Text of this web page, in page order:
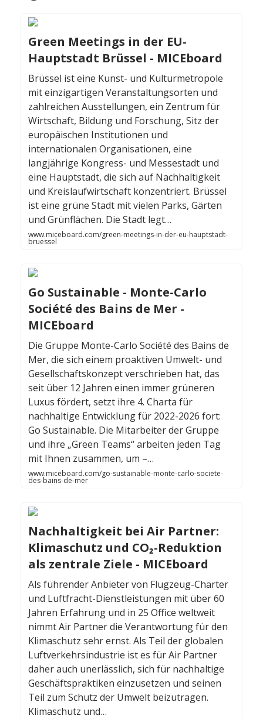
Green Meetings in der EU-
Hauptstadt Brüssel - MICEboard
Brüssel ist eine Kunst- und Kulturmetropole
mit einzigartigen Veranstaltungsorten und
zahlreichen Ausstellungen, ein Zentrum für
Wirtschaft, Bildung und Forschung, Sitz der
europäischen Institutionen und
internationalen Organisationen, eine
langjährige Kongress- und Messestadt und
eine Hauptstadt, die sich auf Nachhaltigkeit
und Kreislaufwirtschaft konzentriert. Brüssel
ist eine grüne Stadt mit vielen Parks, Gärten
und Grünflächen. Die Stadt legt…
www.miceboard.com/green-meetings-in-der-eu-hauptstadt-
bruessel
Go Sustainable - Monte-Carlo
Société des Bains de Mer -
MICEboard
Die Gruppe Monte-Carlo Société des Bains de
Mer, die sich einem proaktiven Umwelt- und
Gesellschaftskonzept verschrieben hat, das
seit über 12 Jahren einen immer grüneren
Luxus fördert, setzt ihre 4. Charta für
nachhaltige Entwicklung für 2022-2026 fort:
Go Sustainable. Die Mitarbeiter der Gruppe
und ihre „Green Teams“ arbeiten jeden Tag
mit Ihnen zusammen, um –…
www.miceboard.com/go-sustainable-monte-carlo-societe-
des-bains-de-mer
Nachhaltigkeit bei Air Partner:
Klimaschutz und CO₂-Reduktion
als zentrale Ziele - MICEboard
Als führender Anbieter von Flugzeug-Charter
und Luftfracht-Dienstleistungen mit über 60
Jahren Erfahrung und in 25 Office weltweit
nimmt Air Partner die Verantwortung für den
Klimaschutz sehr ernst. Als Teil der globalen
Luftverkehrsindustrie ist es für Air Partner
daher auch unerlässlich, sich für nachhaltige
Geschäftspraktiken einzusetzen und seinen
Teil zum Schutz der Umwelt beizutragen.
Klimaschutz und…